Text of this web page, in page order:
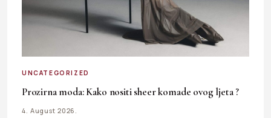
UNCATEGORIZED
Prozirna moda: Kako nositi sheer komade ovog ljeta ?
4. August 2026.